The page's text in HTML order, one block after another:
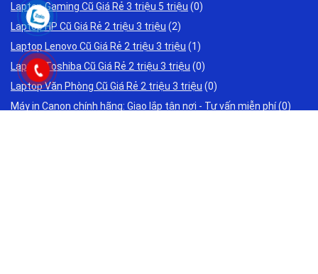
Laptop Gaming Cũ Giá Rẻ 3 triệu 5 triệu (0)
Laptop HP Cũ Giá Rẻ 2 triệu 3 triệu (2)
Laptop Lenovo Cũ Giá Rẻ 2 triệu 3 triệu (1)
Laptop Toshiba Cũ Giá Rẻ 2 triệu 3 triệu (0)
Laptop Văn Phòng Cũ Giá Rẻ 2 triệu 3 triệu (0)
Máy in Canon chính hãng: Giao lắp tận nơi - Tư vấn miễn phí(0)